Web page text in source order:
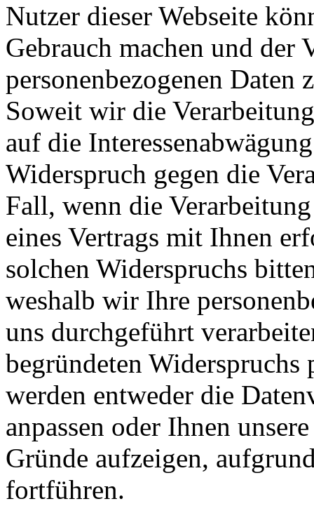
Nutzer dieser Webseite
Gebrauch machen und der
personenbezogenen Daten
Soweit wir die
auf die
Widerspruch gegen die
Fall, wenn die
eines Vertrags mit Ihnen
solchen Widerspruchs
weshalb wir Ihre
uns durchgeführt
begründeten
werden entweder die
anpassen oder Ihnen
Gründe aufzeigen,
fortführen.